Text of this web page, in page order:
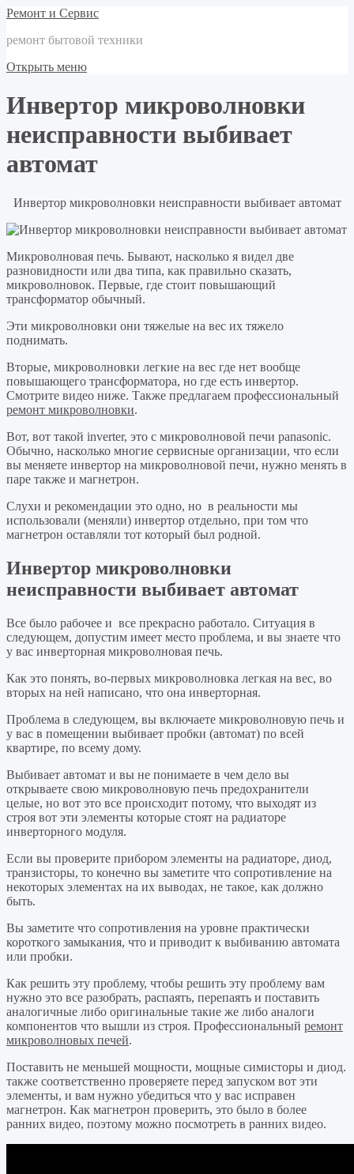
Ремонт и Сервис
ремонт бытовой техники
Открыть меню
Инвертор микроволновки
неисправности выбивает
автомат
Инвертор микроволновки неисправности выбивает автомат
Микроволновая печь. Бывают, насколько я видел две
разновидности или два типа, как правильно сказать,
микроволновок. Первые, где стоит повышающий
трансформатор обычный.
Эти микроволновки они тяжелые на вес их тяжело
поднимать.
Вторые, микроволновки легкие на вес где нет вообще
повышающего трансформатора, но где есть инвертор.
Смотрите видео ниже. Также предлагаем профессиональный
ремонт микроволновки.
Вот, вот такой inverter, это с микроволновой печи panasonic.
Обычно, насколько многие сервисные организации, что если
вы меняете инвертор на микроволновой печи, нужно менять в
паре также и магнетрон.
Слухи и рекомендации это одно, но в реальности мы
использовали (меняли) инвертор отдельно, при том что
магнетрон оставляли тот который был родной.
Инвертор микроволновки
неисправности выбивает автомат
Все было рабочее и все прекрасно работало. Ситуация в
следующем, допустим имеет место проблема, и вы знаете что
у вас инверторная микроволновая печь.
Как это понять, во-первых микроволновка легкая на вес, во
вторых на ней написано, что она инверторная.
Проблема в следующем, вы включаете микроволновую печь и
у вас в помещении выбивает пробки (автомат) по всей
квартире, по всему дому.
Выбивает автомат и вы не понимаете в чем дело вы
открываете свою микроволновую печь предохранители
целые, но вот это все происходит потому, что выходят из
строя вот эти элементы которые стоят на радиаторе
инверторного модуля.
Если вы проверите прибором элементы на радиаторе, диод,
транзисторы, то конечно вы заметите что сопротивление на
некоторых элементах на их выводах, не такое, как должно
быть.
Вы заметите что сопротивления на уровне практически
короткого замыкания, что и приводит к выбиванию автомата
или пробки.
Как решить эту проблему, чтобы решить эту проблему вам
нужно это все разобрать, распаять, перепаять и поставить
аналогичные либо оригинальные такие же либо аналоги
компонентов что вышли из строя. Профессиональный ремонт
микроволновых печей.
Поставить не меньшей мощности, мощные симисторы и диод.
также соответственно проверяете перед запуском вот эти
элементы, и вам нужно убедиться что у вас исправен
магнетрон. Как магнетрон проверить, это было в более
ранних видео, поэтому можно посмотреть в ранних видео.